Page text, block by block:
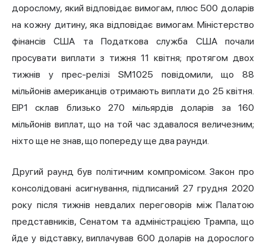
дорослому, який відповідає вимогам, плюс 500 доларів
на кожну дитину, яка відповідає вимогам. Міністерство
фінансів США та Податкова служба США почали
просувати виплати з тижня 11 квітня; протягом двох
тижнів у прес-релізі SM1025 повідомили, що 88
мільйонів американців отримають виплати до 25 квітня.
EIP1 склав близько 270 мільярдів доларів за 160
мільйонів виплат, що на той час здавалося величезним;
ніхто ще не знав, що попереду ще два раунди.
Другий раунд був політичним компромісом. Закон про
консолідовані асигнування, підписаний 27 грудня 2020
року після тижнів невдалих переговорів між Палатою
представників, Сенатом та адміністрацією Трампа, що
йде у відставку, виплачував 600 доларів на дорослого